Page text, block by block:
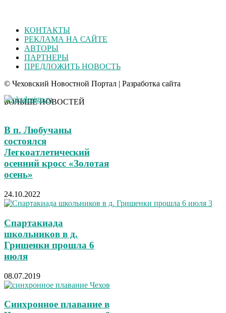
КОНТАКТЫ
РЕКЛАМА НА САЙТЕ
АВТОРЫ
ПАРТНЕРЫ
ПРЕДЛОЖИТЬ НОВОСТЬ
© Чеховский Новостной Портал | Разработка сайта
БОЛЬШЕ НОВОСТЕЙ
В п. Любучаны
состоялся
Легкоатлетический
осенний кросс «Золотая
осень»
24.10.2022
Спартакиада
школьников в д.
Гришенки прошла 6
июля
08.07.2019
Синхронное плавание в